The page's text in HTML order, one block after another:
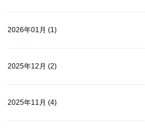
2026年01月 (1)
2025年12月 (2)
2025年11月 (4)